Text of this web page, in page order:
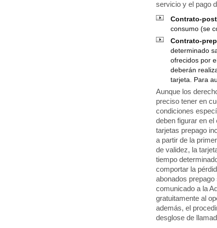
servicio y el pago
Contrato-
consumo (se
Contrato-
determinado
ofrecidos por
deberán
tarjeta. Para
Aunque los
preciso tener en
condiciones
deben figurar en
tarjetas prepago
a partir de la
de validez, la
tiempo
comportar la
abonados
comunicado a la
gratuitamente al
además, el
desglose de